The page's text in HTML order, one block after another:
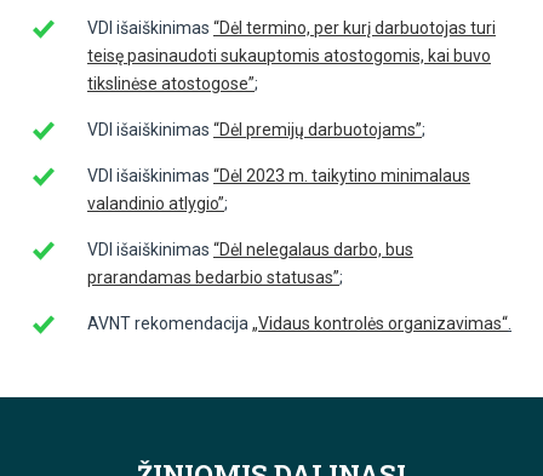
VDI išaiškinimas “Dėl termino, per kurį darbuotojas turi
teisę pasinaudoti sukauptomis atostogomis, kai buvo
tikslinėse atostogose”;
VDI išaiškinimas “Dėl premijų darbuotojams”;
VDI išaiškinimas “Dėl 2023 m. taikytino minimalaus
valandinio atlygio”;
VDI išaiškinimas “Dėl nelegalaus darbo, bus
prarandamas bedarbio statusas”;
AVNT rekomendacija „Vidaus kontrolės organizavimas“